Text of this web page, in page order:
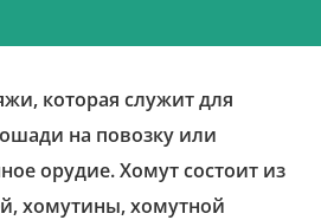
которая служит для
на повозку или
орудие. Хомут состоит из
хомутины, хомутной